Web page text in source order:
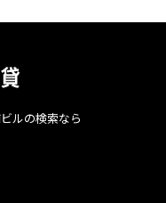
ルの検索なら